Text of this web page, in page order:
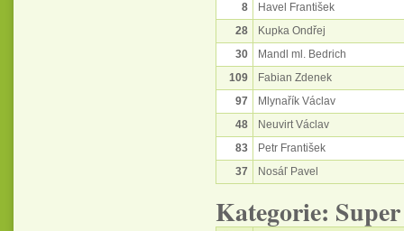
8
Havel František
28
Kupka Ondřej
30
Mandl ml. Bedrich
109
Fabian Zdenek
97
Mlynařík Václav
48
Neuvirt Václav
83
Petr František
37
Nosáľ Pavel
Kategorie: